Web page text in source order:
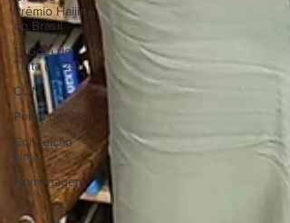
Prêmio Haijin
do Brasil
1º Gota de
Tinta (2025)
CON
Portal da Casa
Conceição
Lima
Homenagem